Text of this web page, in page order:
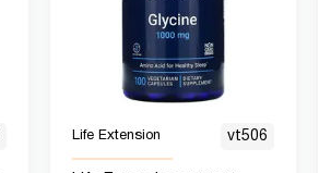
Life Extension vt506